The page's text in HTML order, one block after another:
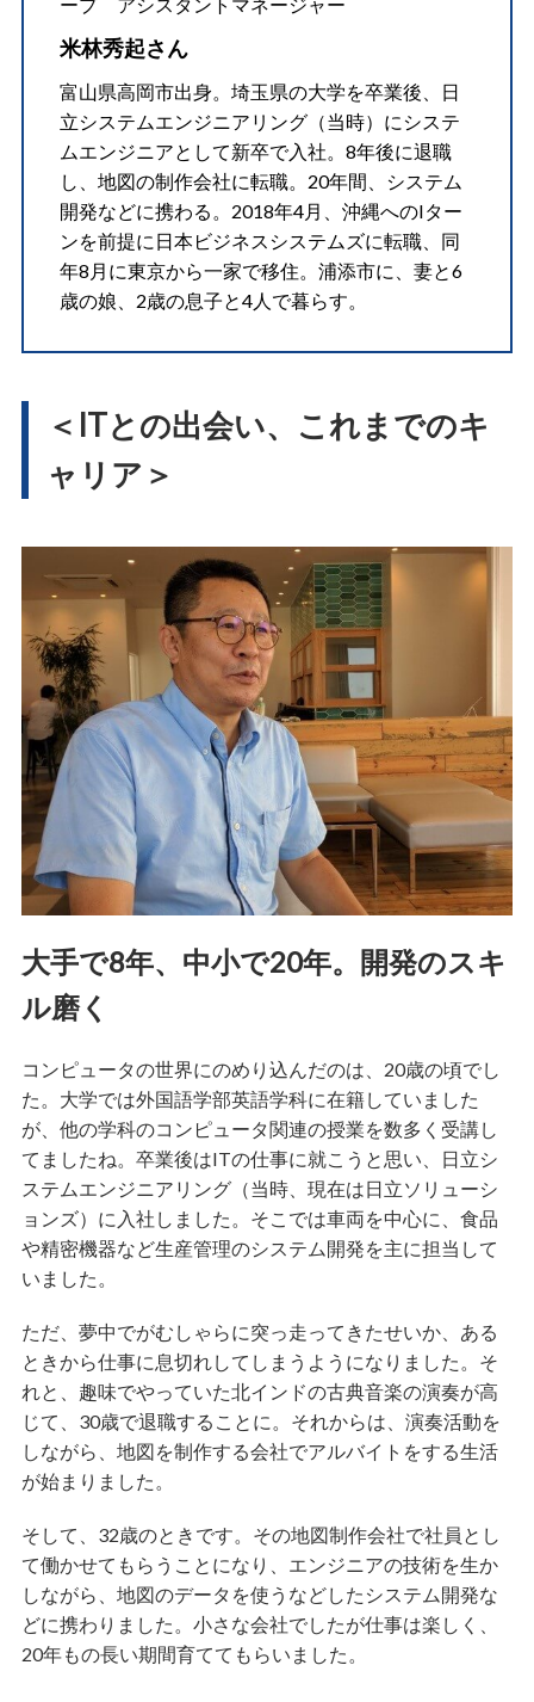
米林秀起さん
富山県高岡市出身。埼玉県の大学を卒業後、日
立システムエンジニアリング（当時）にシステ
ムエンジニアとして新卒で入社。8年後に退職
し、地図の制作会社に転職。20年間、システム
開発などに携わる。2018年4月、沖縄へのIター
ンを前提に日本ビジネスシステムズに転職、同
年8月に東京から一家で移住。浦添市に、妻と6
歳の娘、2歳の息子と4人で暮らす。
＜ITとの出会い、これまでのキ
ャリア＞
大手で8年、中小で20年。開発のスキ
ル磨く
コンピュータの世界にのめり込んだのは、20歳の頃でし
た。大学では外国語学部英語学科に在籍していました
が、他の学科のコンピュータ関連の授業を数多く受講し
てましたね。卒業後はITの仕事に就こうと思い、日立シ
ステムエンジニアリング（当時、現在は日立ソリューシ
ョンズ）に入社しました。そこでは車両を中心に、食品
や精密機器など生産管理のシステム開発を主に担当して
いました。
ただ、夢中でがむしゃらに突っ走ってきたせいか、ある
ときから仕事に息切れしてしまうようになりました。そ
れと、趣味でやっていた北インドの古典音楽の演奏が高
じて、30歳で退職することに。それからは、演奏活動を
しながら、地図を制作する会社でアルバイトをする生活
が始まりました。
そして、32歳のときです。その地図制作会社で社員とし
て働かせてもらうことになり、エンジニアの技術を生か
しながら、地図のデータを使うなどしたシステム開発な
どに携わりました。小さな会社でしたが仕事は楽しく、
20年もの長い期間育ててもらいました。